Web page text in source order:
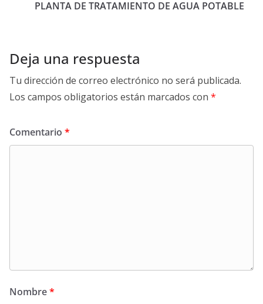
PLANTA DE TRATAMIENTO DE AGUA POTABLE
Deja una respuesta
Tu dirección de correo electrónico no será publicada.
Los campos obligatorios están marcados con *
Comentario *
Nombre*